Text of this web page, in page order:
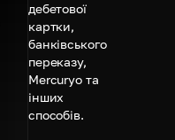
дебетової
картки,
банківського
переказу,
Mercuryo та
інших
способів.